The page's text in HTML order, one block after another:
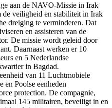
aan de NAVO-Missie in Irak
veiligheid en stabiliteit in Irak
dreiging te verminderen. Dat
en assisteren van de
De missie wordt geleid door
Daarnaast werken er 10
en 5 Nederlandse
in Bagdad.
van 11 Luchtmobiele
en Poolse eenheden
protection. De compagnie,
145 militairen, beveiligt in en